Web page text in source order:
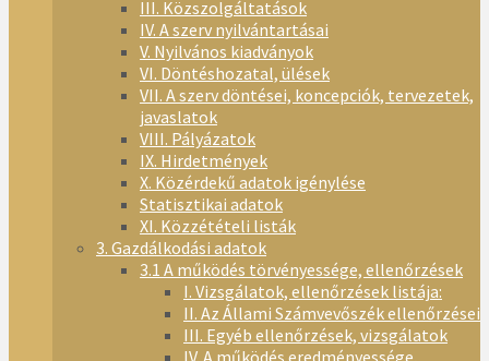
III. Közszolgáltatások
IV. A szerv nyilvántartásai
V. Nyilvános kiadványok
VI. Döntéshozatal, ülések
VII. A szerv döntései, koncepciók, tervezetek,
javaslatok
VIII. Pályázatok
IX. Hirdetmények
X. Közérdekű adatok igénylése
Statisztikai adatok
XI. Közzétételi listák
3. Gazdálkodási adatok
3.1 A működés törvényessége, ellenőrzések
I. Vizsgálatok, ellenőrzések listája:
II. Az Állami Számvevőszék ellenőrzései
III. Egyéb ellenőrzések, vizsgálatok
IV. A működés eredményessége,